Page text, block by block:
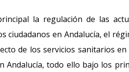
la regulación de las
ciudadanos en Andalucía, el
de los servicios sanitarios
Andalucía, todo ello bajo los